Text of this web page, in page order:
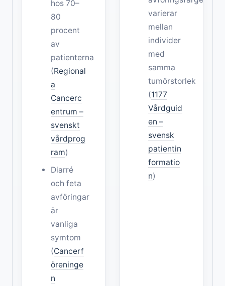
hos 70–
80
procent
av
patienterna
(Regional
a
Cancerc
entrum –
svenskt
vårdprog
ram)
Diarré
och feta
avföringar
är
vanliga
symtom
(Cancerf
öreninge
n
varierar
mellan
individer
med
samma
tumörstorlek
(1177
Vårdguid
en –
svensk
patientin
formatio
n)